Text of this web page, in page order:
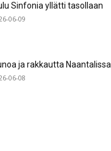
Sinfonia yllätti tasollaan
06-09
ja rakkautta Naantalissa
06-08